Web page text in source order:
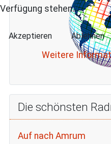
Die schönsten
Auf nach Amrum
Verfügung stehen.
Akzeptieren Ablehnen
Weitere